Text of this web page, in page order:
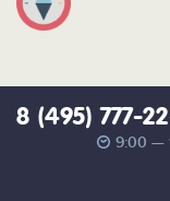
8 (495) 777-
9:00 —